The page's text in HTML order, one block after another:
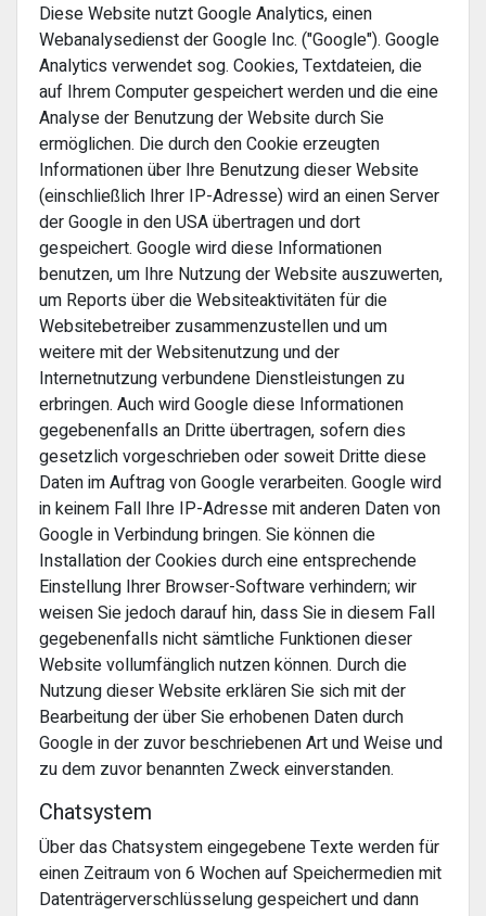
Diese Website nutzt Google Analytics, einen
Webanalysedienst der Google Inc. ("Google"). Google
Analytics verwendet sog. Cookies, Textdateien, die
auf Ihrem Computer gespeichert werden und die eine
Analyse der Benutzung der Website durch Sie
ermöglichen. Die durch den Cookie erzeugten
Informationen über Ihre Benutzung dieser Website
(einschließlich Ihrer IP-Adresse) wird an einen Server
der Google in den USA übertragen und dort
gespeichert. Google wird diese Informationen
benutzen, um Ihre Nutzung der Website auszuwerten,
um Reports über die Websiteaktivitäten für die
Websitebetreiber zusammenzustellen und um
weitere mit der Websitenutzung und der
Internetnutzung verbundene Dienstleistungen zu
erbringen. Auch wird Google diese Informationen
gegebenenfalls an Dritte übertragen, sofern dies
gesetzlich vorgeschrieben oder soweit Dritte diese
Daten im Auftrag von Google verarbeiten. Google wird
in keinem Fall Ihre IP-Adresse mit anderen Daten von
Google in Verbindung bringen. Sie können die
Installation der Cookies durch eine entsprechende
Einstellung Ihrer Browser-Software verhindern; wir
weisen Sie jedoch darauf hin, dass Sie in diesem Fall
gegebenenfalls nicht sämtliche Funktionen dieser
Website vollumfänglich nutzen können. Durch die
Nutzung dieser Website erklären Sie sich mit der
Bearbeitung der über Sie erhobenen Daten durch
Google in der zuvor beschriebenen Art und Weise und
zu dem zuvor benannten Zweck einverstanden.
Chatsystem
Über das Chatsystem eingegebene Texte werden für
einen Zeitraum von 6 Wochen auf Speichermedien mit
Datenträgerverschlüsselung gespeichert und dann